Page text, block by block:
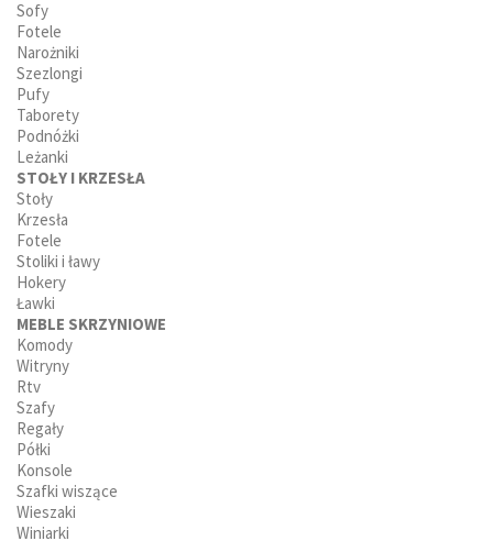
Sofy
Fotele
Narożniki
Szezlongi
Pufy
Taborety
Podnóżki
Leżanki
STOŁY I KRZESŁA
Stoły
Krzesła
Fotele
Stoliki i ławy
Hokery
Ławki
MEBLE SKRZYNIOWE
Komody
Witryny
Rtv
Szafy
Regały
Półki
Konsole
Szafki wiszące
Wieszaki
Winiarki